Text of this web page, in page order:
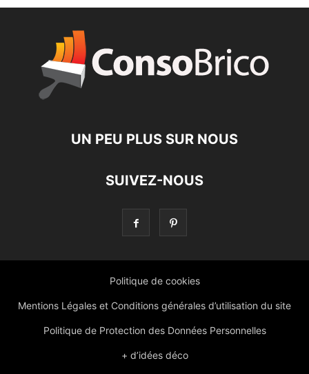
UN PEU PLUS SUR NOUS
SUIVEZ-NOUS
Politique de cookies
Mentions Légales et Conditions générales d’utilisation du site
Politique de Protection des Données Personnelles
+ d’idées déco